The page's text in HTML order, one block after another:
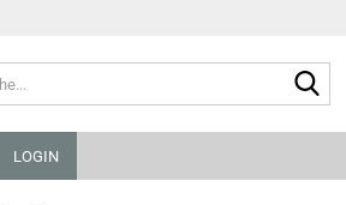
LOGIN